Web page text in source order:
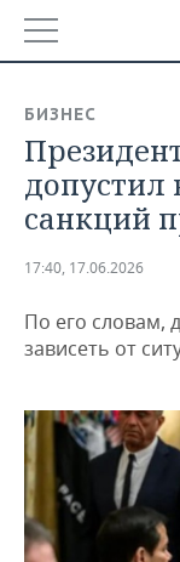
ТАТАРСТАН
НОВОСТИ
АНАЛИТИКА
ДЕКЛАРАЦИИ
КОРОЛИ
ВУЗЫ
КОМУ
ТОРГОВЫЕ
ТАТАРСТАНА
НОВОСТИ
БАНКИ
БЮДЖЕТ
ИНВЕСТИЦИИ
АГРОПРОМ
НЕФТЕХИМИЯ
НЕДВИЖИМОСТЬ
НОВОСТИ
АВТО
НОВОСТИ АВТО
БИЗНЕС
НОВОСТИ
ТЕХНОЛОГИИ
БИЗНЕС
допустил
санкций
17:40, 17.06.2026
По его словам,
зависеть от